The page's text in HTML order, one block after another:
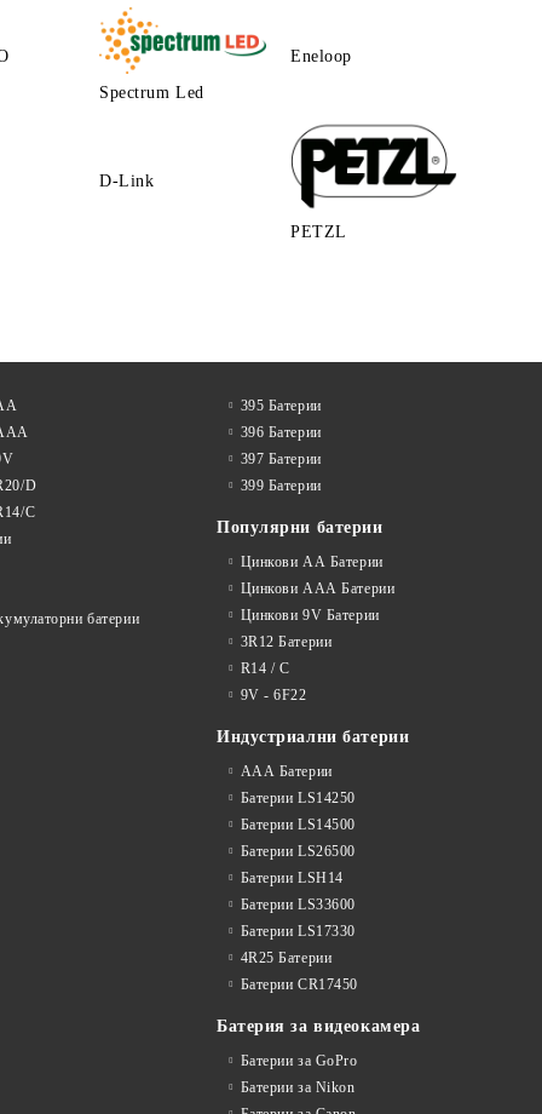
Spectrum Led
Eneloop
D-Link
PETZL
D
C
батерии
395 Батерии
396 Батерии
397 Батерии
399 Батерии
Популярни батерии
Цинкови АА Батерии
Цинкови ААА Батерии
Цинкови 9V Батерии
3R12 Батерии
R14 / C
9V - 6F22
Индустриални батерии
ААА Батерии
Батерии LS14250
Батерии LS14500
Батерии LS26500
Батерии LSH14
Батерии LS33600
Батерии LS17330
4R25 Батерии
Батерии CR17450
Батерия за видеокамера
Батерии за GoPro
Батерии за Nikon